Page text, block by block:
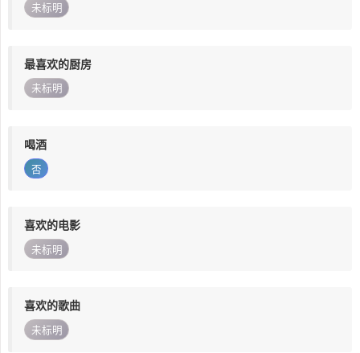
未标明
最喜欢的厨房
未标明
喝酒
否
喜欢的电影
未标明
喜欢的歌曲
未标明